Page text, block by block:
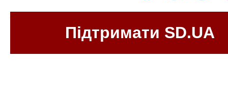
Підтримати SD.UA